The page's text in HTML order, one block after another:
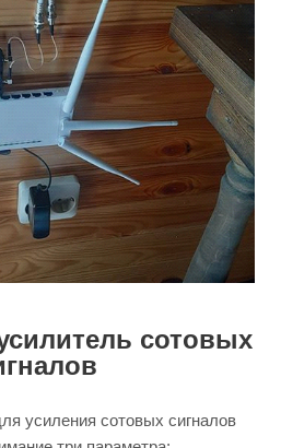
сотовых
усиления сотовых сигналов